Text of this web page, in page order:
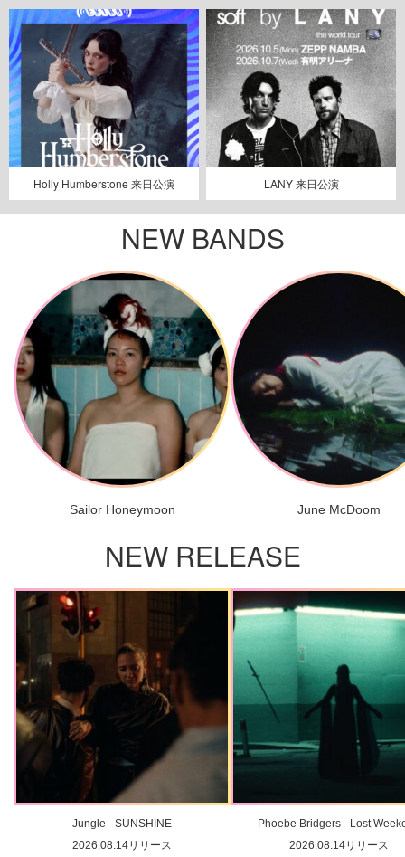
Holly Humberstone 来日公演 LANY 来日公演
NEW BANDS
Sailor Honeymoon June McDoom
NEW RELEASE
Jungle - SUNSHINE
2026.08.14リリース
Phoebe Bridgers - Lost
2026.08.14リリース